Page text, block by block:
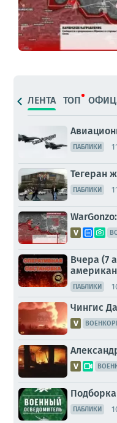
ЛЕНТА ТОП
ПАБЛИКИ
Тегеран
ПАБЛИКИ
Вчера (7
ПАБЛИКИ
Чингис
ПАБЛИКИ